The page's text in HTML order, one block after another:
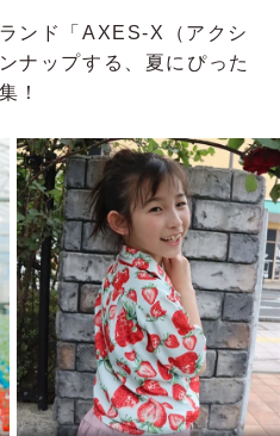
ンド「AXES-X（アクシ
ナップする、夏にぴった
！